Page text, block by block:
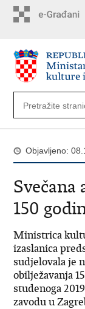
Objavljeno:
Svečana
150
Ministrica
izaslanica
sudjelovala je
obilježavanja
studenoga
zavodu u